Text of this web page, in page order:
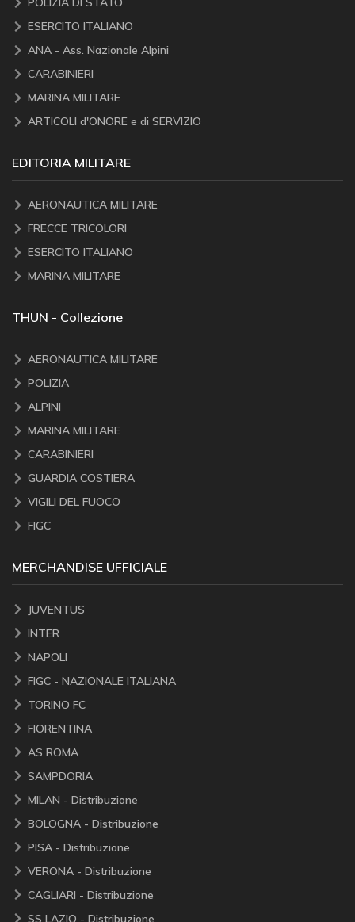
ESERCITO ITALIANO
ANA - Ass. Nazionale Alpini
CARABINIERI
MARINA MILITARE
ARTICOLI d'ONORE e di SERVIZIO
EDITORIA MILITARE
AERONAUTICA MILITARE
FRECCE TRICOLORI
ESERCITO ITALIANO
MARINA MILITARE
THUN - Collezione
AERONAUTICA MILITARE
POLIZIA
ALPINI
MARINA MILITARE
CARABINIERI
GUARDIA COSTIERA
VIGILI DEL FUOCO
FIGC
MERCHANDISE UFFICIALE
JUVENTUS
INTER
NAPOLI
FIGC - NAZIONALE ITALIANA
TORINO FC
FIORENTINA
AS ROMA
SAMPDORIA
MILAN - Distribuzione
BOLOGNA - Distribuzione
PISA - Distribuzione
VERONA - Distribuzione
CAGLIARI - Distribuzione
SS LAZIO - Distribuzione